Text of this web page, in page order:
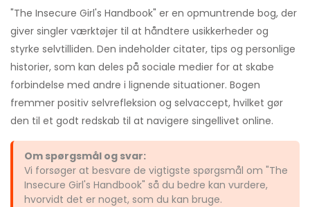
"The Insecure Girl's Handbook" er en opmuntrende bog, der
giver singler værktøjer til at håndtere usikkerheder og
styrke selvtilliden. Den indeholder citater, tips og personlige
historier, som kan deles på sociale medier for at skabe
forbindelse med andre i lignende situationer. Bogen
fremmer positiv selvrefleksion og selvaccept, hvilket gør
den til et godt redskab til at navigere singellivet online.
Om spørgsmål og svar:
Vi forsøger at besvare de vigtigste spørgsmål om "The
Insecure Girl's Handbook" så du bedre kan vurdere,
hvorvidt det er noget, som du kan bruge.